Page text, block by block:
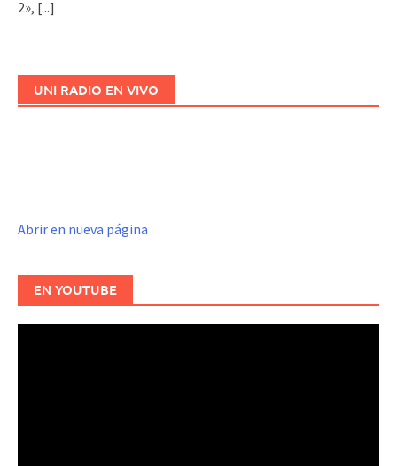
2», [...]
UNI RADIO EN VIVO
Abrir en nueva página
EN YOUTUBE